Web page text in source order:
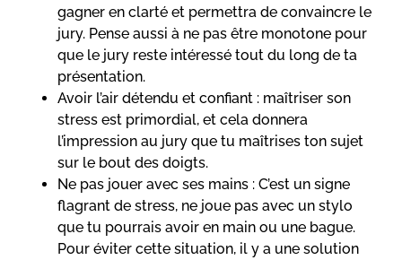
gagner en clarté et permettra de convaincre le
jury. Pense aussi à ne pas être monotone pour
que le jury reste intéressé tout du long de ta
présentation.
Avoir l’air détendu et confiant : maîtriser son
stress est primordial, et cela donnera
l’impression au jury que tu maîtrises ton sujet
sur le bout des doigts.
Ne pas jouer avec ses mains : C’est un signe
flagrant de stress, ne joue pas avec un stylo
que tu pourrais avoir en main ou une bague.
Pour éviter cette situation, il y a une solution